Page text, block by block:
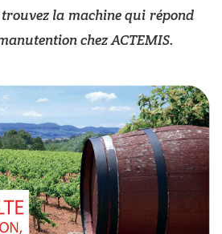
trouvez la machine qui répond
chez ACTEMIS.